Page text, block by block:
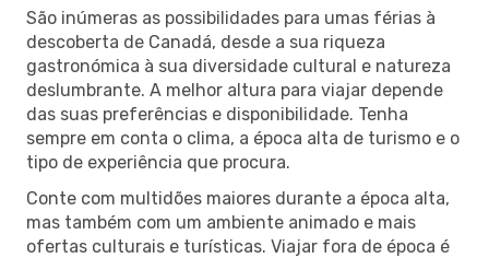
São inúmeras as possibilidades para umas férias à
descoberta de Canadá, desde a sua riqueza
gastronómica à sua diversidade cultural e natureza
deslumbrante. A melhor altura para viajar depende
das suas preferências e disponibilidade. Tenha
sempre em conta o clima, a época alta de turismo e o
tipo de experiência que procura.
Conte com multidões maiores durante a época alta,
mas também com um ambiente animado e mais
ofertas culturais e turísticas. Viajar fora de época é